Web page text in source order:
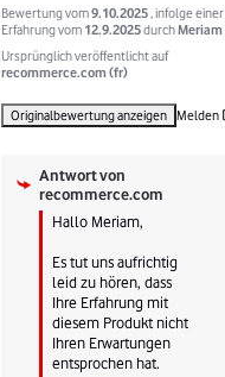
Bewertung vom9.10.2025 , infolge einer
Erfahrung vom 12.9.2025durchMeriam
Ursprünglich veröffentlicht auf
recommerce.com (fr)
Originalbewertung anzeigen Melden
Antwort von
recommerce.com
Hallo Meriam,
Es tut uns aufrichtig
leid zu hören, dass
Ihre Erfahrung mit
diesem Produkt nicht
Ihren Erwartungen
entsprochen hat.